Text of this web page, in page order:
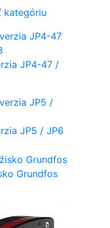
kategóriu
JP4-47 /
JP5 / JP6
Grundfos